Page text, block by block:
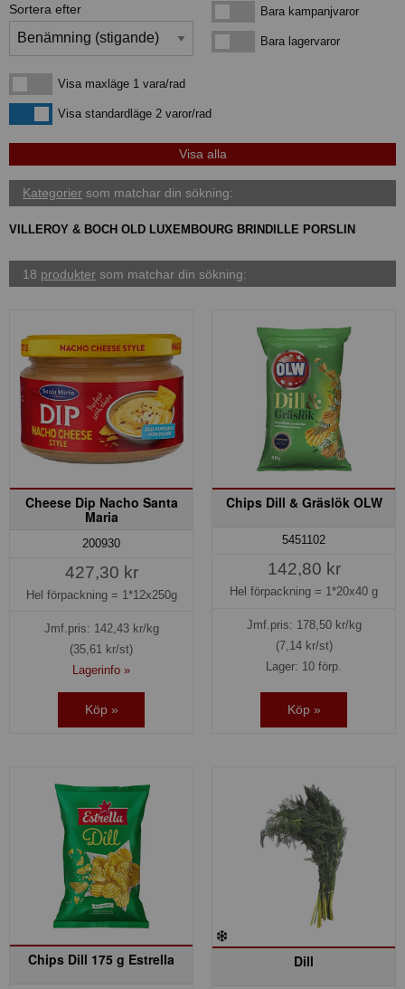
Sortera efter Bara kampanjvarorBara kampanjvaror
Bara lagervarorBara lagervaror
Visa maxläge 1 vara/rad
Visa maxläge 1 vara/rad
Visa standardlägeVisa standardläge 2 varor/rad
Kategorier som matchar din sökning:
VILLEROY & BOCH OLD LUXEMBOURG BRINDILLE PORSLIN
18 produkter som matchar din sökning:
Cheese Dip Nacho Santa
Maria
200930
427,30 kr
Hel förpackning = 1*12x250g
Jmf.pris: 142,43kr/kg
(35,61 kr/st)
Lagerinfo »
Köp »
Chips Dill & Gräslök OLW
5451102
142,80 kr
Hel förpackning = 1*20x40 g
Jmf.pris: 178,50kr/kg
(7,14 kr/st)
Lager: 10 förp.
Köp »
Chips Dill 175 g Estrella Dill